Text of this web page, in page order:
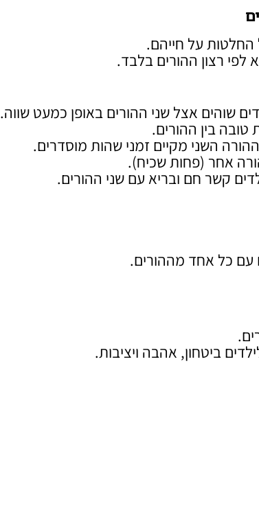
החלטות על חייהם.
רצון ההורים בלבד.
שוהים אצל שני ההורים באופן כמעט שווה.
בין ההורים.
השני מקיים זמני שהות מוסדרים.
אחר (פחות שכיח).
קשר חם ובריא עם שני ההורים.
עם כל אחד מההורים.
ביטחון, אהבה ויציבות.